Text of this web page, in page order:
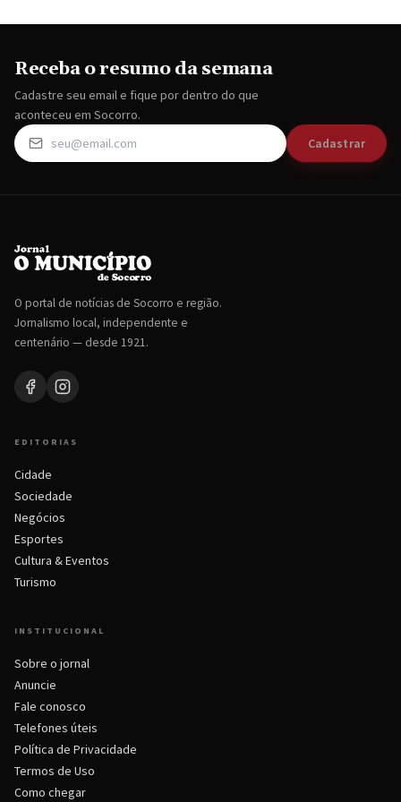
Receba o resumo da semana
Cadastre seu email e fique por dentro do que
aconteceu em Socorro.
Cadastrar
O portal de notícias de Socorro e região.
Jornalismo local, independente e
centenário — desde 1921.
EDITORIAS
Cidade
Sociedade
Negócios
Esportes
Cultura & Eventos
Turismo
INSTITUCIONAL
Sobre o jornal
Anuncie
Fale conosco
Telefones úteis
Política de Privacidade
Termos de Uso
Como chegar